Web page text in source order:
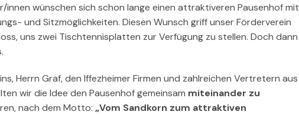
innen wünschen sich schon lange einen attraktiveren Pausenhof mit
und Sitzmöglichkeiten. Diesen Wunsch griff unser Förderverein
uns zwei Tischtennisplatten zur Verfügung zu stellen. Doch dann
Herrn Graf, den Iffezheimer Firmen und zahlreichen Vertretern aus
wir die Idee den Pausenhof gemeinsam miteinander zu
nach dem Motto: „Vom Sandkorn zum attraktiven